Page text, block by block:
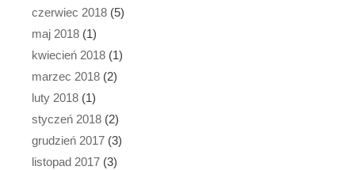
czerwiec 2018 (5)
maj 2018 (1)
kwiecień 2018 (1)
marzec 2018 (2)
luty 2018 (1)
styczeń 2018 (2)
grudzień 2017 (3)
listopad 2017 (3)